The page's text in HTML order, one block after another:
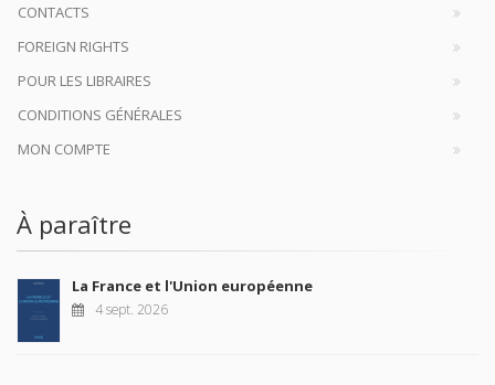
CONTACTS
FOREIGN RIGHTS
POUR LES LIBRAIRES
CONDITIONS GÉNÉRALES
MON COMPTE
À paraître
La France et l'Union européenne
4 sept. 2026